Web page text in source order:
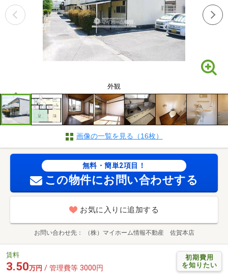
外観
画像の一覧を見る（16枚）
無料・簡単2項目！
この物件にお問い合わせする
お気に入りに追加する
お問い合わせ先 （株）マイホーム情報不動産 佐賀本店
初期費用
を知りたい
賃料
3.50万円 / 管理費等 3000円